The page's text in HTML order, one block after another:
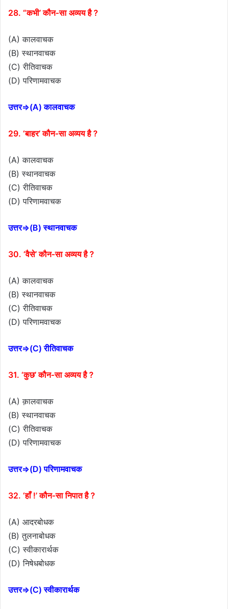
28. “कभी’ कौन-सा अव्यय है ?
(A) कालवाचक
(B) स्थानवाचक
(C) रीतिवाचक
(D) परिणामवाचक
उत्तर⇒(A) कालवाचक
29. ‘बाहर’ कौन-सा अव्यय है ?
(A) कालवाचक
(B) स्थानवाचक
(C) रीतिवाचक
(D) परिणामवाचक
उत्तर⇒(B) स्थानवाचक
30. ‘वैसे’ कौन-सा अव्यय है ?
(A) कालवाचक
(B) स्थानवाचक
(C) रीतिवाचक
(D) परिणामवाचक
उत्तर⇒(C) रीतिवाचक
31. ‘कुछ’ कौन-सा अव्यय है ?
(A) क़ालवाचक
(B) स्थानवाचक
(C) रीतिवाचक
(D) परिणामवाचक
उत्तर⇒(D) परिणामवाचक
32. ‘हाँ !’ कौन-सा निपात है ?
(A) आदरबोधक
(B) तुलनाबोधक
(C) स्वीकारार्थक
(D) निषेधबोधक
उत्तर⇒(C) स्वीकारार्थक